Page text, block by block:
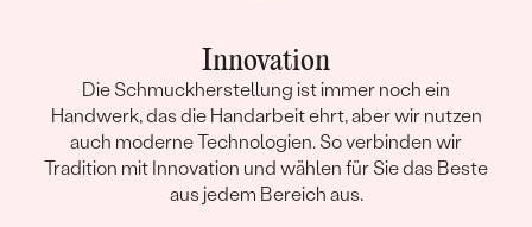
Innovation
Die Schmuckherstellung ist immer noch ein
Handwerk, das die Handarbeit ehrt, aber wir nutzen
auch moderne Technologien. So verbinden wir
Tradition mit Innovation und wählen für Sie das Beste
aus jedem Bereich aus.